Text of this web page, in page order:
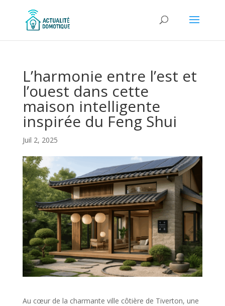
L’harmonie entre l’est et
l’ouest dans cette
maison intelligente
inspirée du Feng Shui
Juil 2, 2025
Au cœur de la charmante ville côtière de Tiverton, une